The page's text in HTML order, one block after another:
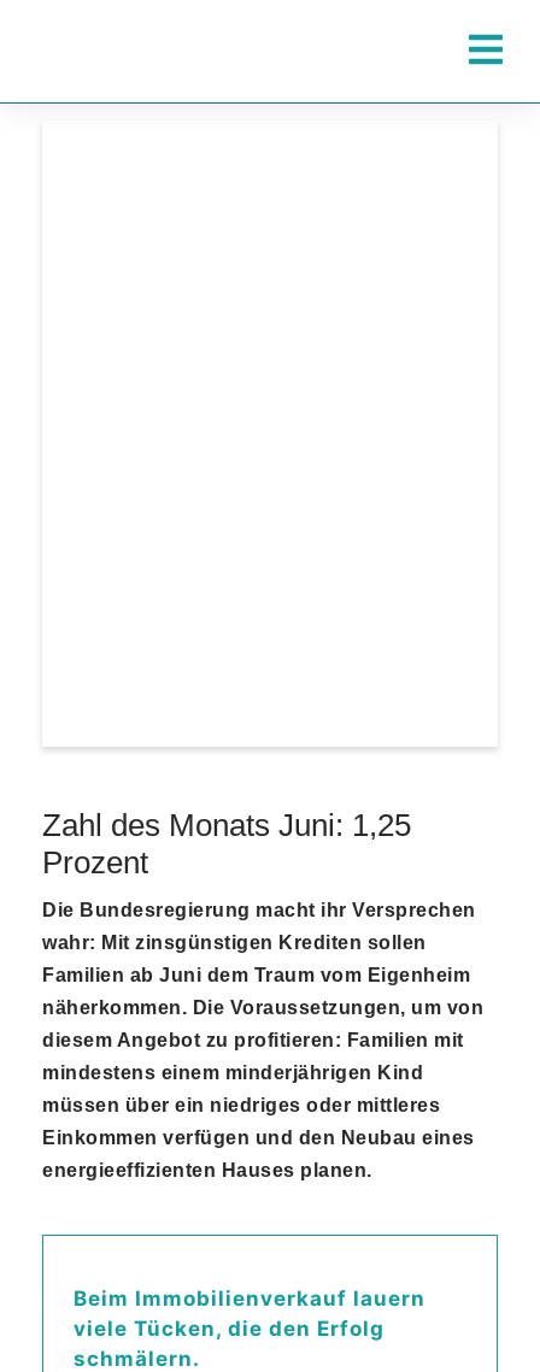
Zahl des Monats Juni: 1,25
Prozent
Die Bundesregierung macht ihr Versprechen
wahr: Mit zinsgünstigen Krediten sollen
Familien ab Juni dem Traum vom Eigenheim
näherkommen. Die Voraussetzungen, um von
diesem Angebot zu profitieren: Familien mit
mindestens einem minderjährigen Kind
müssen über ein niedriges oder mittleres
Einkommen verfügen und den Neubau eines
energieeffizienten Hauses planen.
Beim Immobilienverkauf lauern
viele Tücken, die den Erfolg
schmälern.